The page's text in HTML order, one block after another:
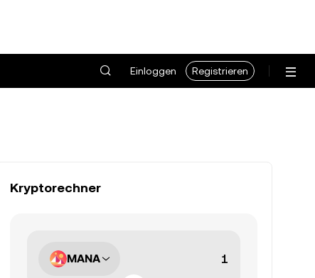
Einloggen Registrieren
Kryptorechner
MANA